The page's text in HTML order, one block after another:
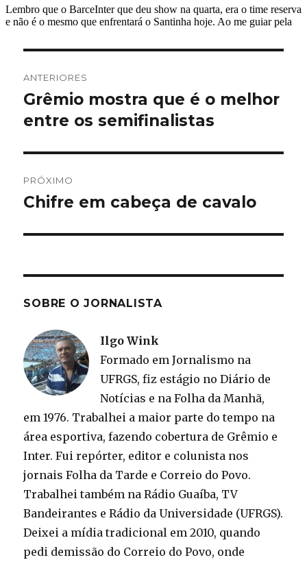
de
Post
ANTERIORES
Post
anterior:
Grêmio mostra que é o melhor
entre os semifinalistas
PRÓXIMO
Próximo
Chifre em cabeça de cavalo
SOBRE O JORNALISTA
Ilgo Wink
Formado em Jornalismo na
UFRGS, fiz estágio no Diário de
Notícias e na Folha da Manhã,
em 1976. Trabalhei a maior parte do tempo na
área esportiva, fazendo cobertura de Grêmio e
Inter. Fui repórter, editor e colunista nos
jornais Folha da Tarde e Correio do Povo.
Trabalhei também na Rádio Guaíba, TV
Bandeirantes e Rádio da Universidade (UFRGS).
Deixei a mídia tradicional em 2010, quando
pedi demissão do Correio do Povo, onde